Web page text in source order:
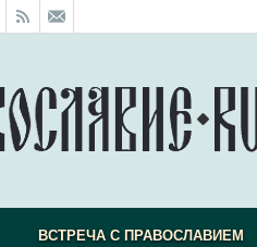
ВСТРЕЧА С ПРАВОСЛАВИЕМ